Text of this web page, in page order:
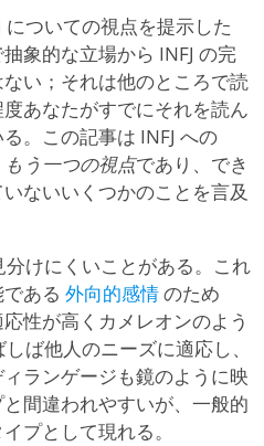
ついての視点を提示した
象的な立場から INFJ の完
い；それは他のところで読
あなたがすでにそれを読ん
。この記事は INFJ への
もう一つの視点であり、でき
ないいくつかのことを言及
分けにくいことがある。これ
ある 外向的感情のため
性が高くカメレオンのよう
ば他人のニーズに適応し、
ランゲージも鏡のように映
間違われやすいが、一般的
プとして現れる。